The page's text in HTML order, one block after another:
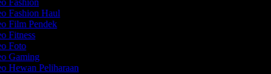
Fashion
Fashion Haul
Film Pendek
Fitness
Foto
Gaming
Hewan Peliharaan